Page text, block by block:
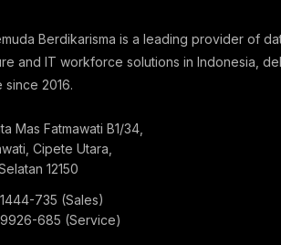
Berdikarisma is a leading provider of
and IT workforce solutions in Indonesia,
2016.
Mas Fatmawati B1/34,
Cipete Utara,
12150
735 (Sales)
9926-685 (Service)